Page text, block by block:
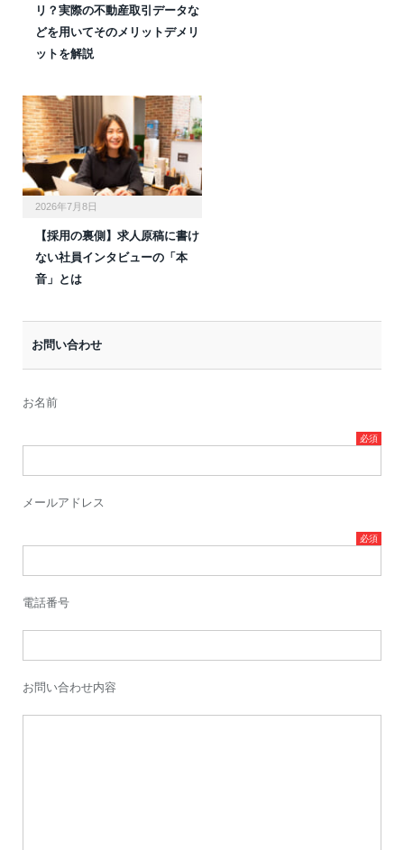
リ？実際の不動産取引データな
どを用いてそのメリットデメリ
ットを解説
2026年7月8日
【採用の裏側】求人原稿に書け
ない社員インタビューの「本
音」とは
お問い合わせ
お名前
メールアドレス
電話番号
お問い合わせ内容